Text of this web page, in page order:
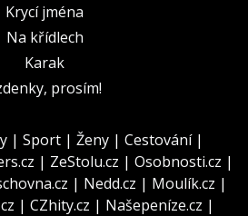
Krycí jména
Na křídlech
Karak
prosím!
| Sport | Ženy | Cestování|
| ZeStolu.cz | Osobnosti.cz |
| Nedd.cz | Moulík.cz |
| CZhity.cz | Našepeníze.cz |